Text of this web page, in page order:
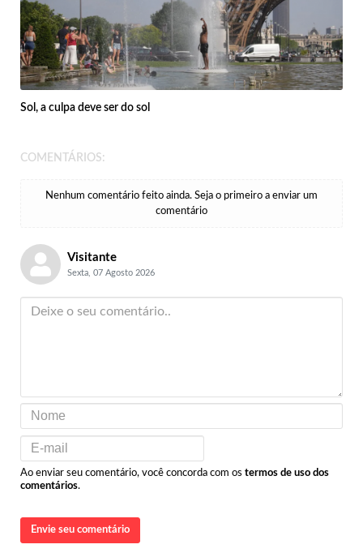
Sol, a culpa deve ser do sol
COMENTÁRIOS:
Nenhum comentário feito ainda. Seja o primeiro a enviar um
comentário
Visitante
Sexta, 07 Agosto 2026
Ao enviar seu comentário, você concorda com os termos de uso dos
comentários.
Envie seu comentário